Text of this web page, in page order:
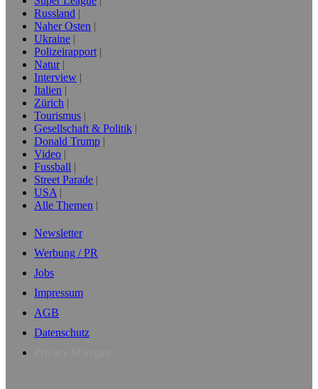
Russland
Naher Osten
Ukraine
Polizeirapport
Natur
Interview
Italien
Zürich
Tourismus
Gesellschaft & Politik
Donald Trump
Video
Fussball
Street Parade
USA
Alle Themen
Newsletter
Werbung / PR
Jobs
Impressum
AGB
Datenschutz